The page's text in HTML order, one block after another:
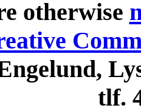
otherwise
tlf.